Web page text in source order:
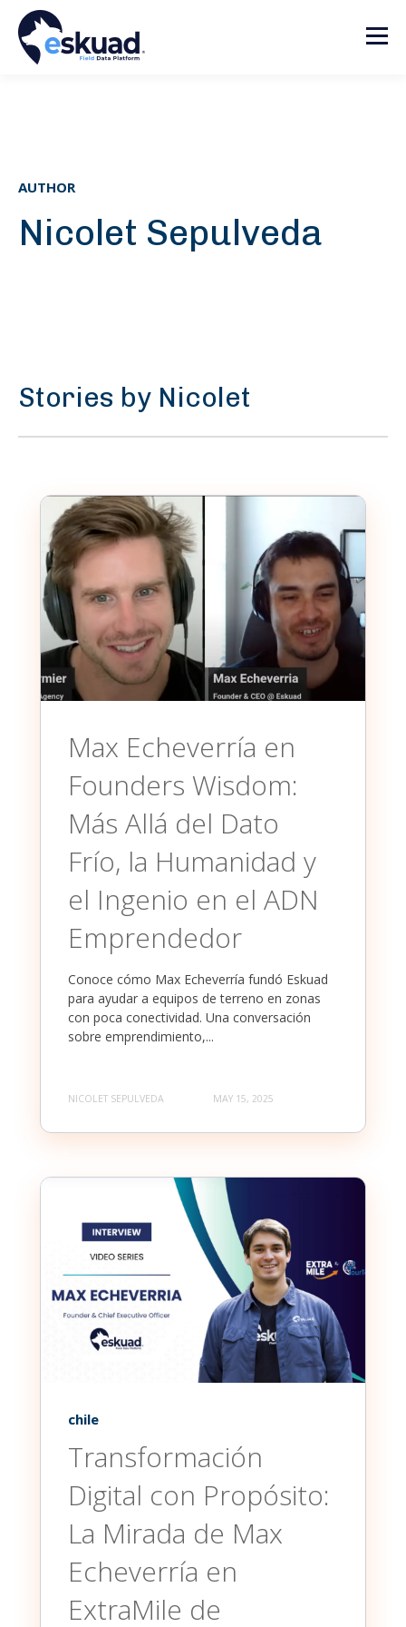
AUTHOR
Nicolet Sepulveda
Stories by Nicolet
Max Echeverría en
Founders Wisdom:
Más Allá del Dato
Frío, la Humanidad y
el Ingenio en el ADN
Emprendedor
Conoce cómo Max Echeverría fundó Eskuad
para ayudar a equipos de terreno en zonas
con poca conectividad. Una conversación
sobre emprendimiento,...
NICOLET SEPULVEDA MAY 15, 2025
chile
Transformación
Digital con Propósito:
La Mirada de Max
Echeverría en
ExtraMile de